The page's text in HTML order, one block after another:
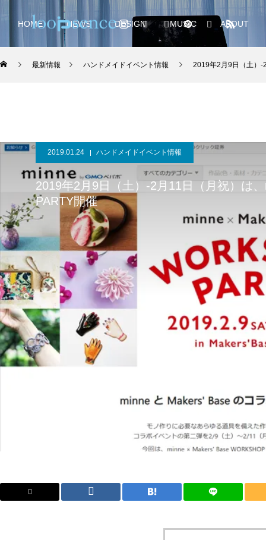
HOME NEWS DESIGN MUSIC ABOUT
最新情報 ハンドメイドイベント情報 2019年2月9日（土）-
2019.01.24 ハンドメイドイベント情報
2019年2月9日（土）-2月11日（月祝）は
PARTY開催